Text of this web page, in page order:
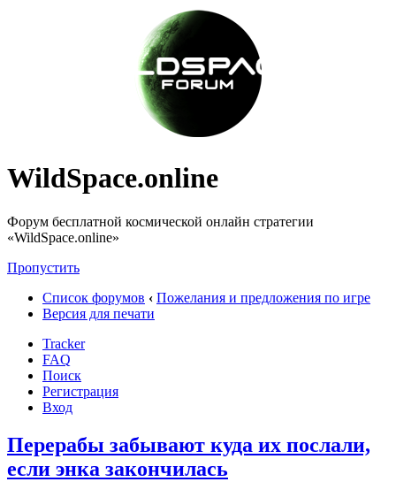
WildSpace.online
Форум бесплатной космической онлайн стратегии
«WildSpace.online»
Пропустить
Список форумов ‹ Пожелания и предложения по игре
Версия для печати
Tracker
FAQ
Поиск
Регистрация
Вход
Перерабы забывают куда их послали,
если энка закончилась